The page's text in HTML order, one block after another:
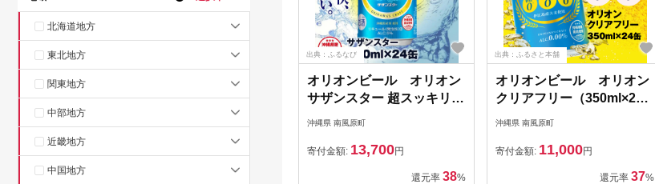
北海道地方
東北地方
関東地方
中部地方
近畿地方
中国地方
出典：ふるなび
オリオンビール オリオン
サザンスター 超スッキリの
青（350ml×24缶）
沖縄県 南風原町
寄付金額: 13,700円
還元率 38%
出典：ふるさと本舗
オリオンビール オリオン
クリアフリー（350ml×24
缶）ノンアルコールビール
沖縄県 南風原町
寄付金額: 11,000円
還元率 37%